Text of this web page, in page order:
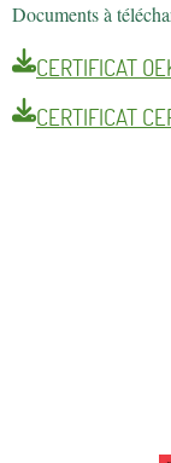
Documents à
CERTIFICAT
CERTIFICAT